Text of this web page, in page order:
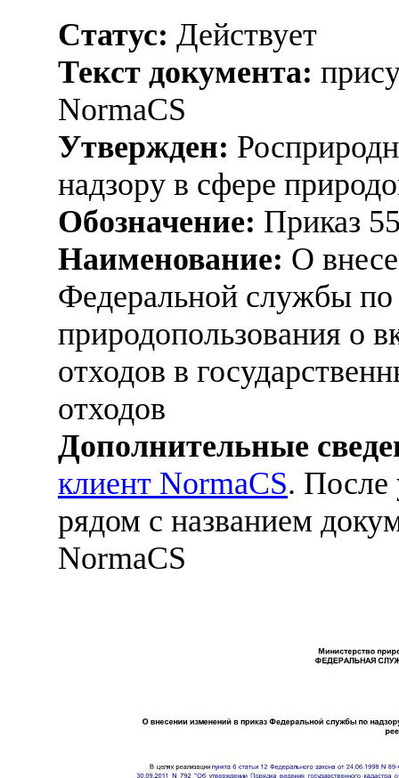
Статус: Действует
Текст документа:
NormaCS
Утвержден:
надзору в сфере
Обозначение: Приказ
Наименование: О
Федеральной службы по
природопользования о
отходов в
отходов
Дополнительные
клиент NormaCS. После
рядом с названием
NormaCS